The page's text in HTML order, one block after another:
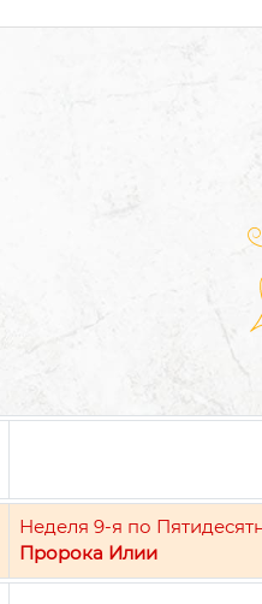
Неделя 9-я по
Пророка Илии